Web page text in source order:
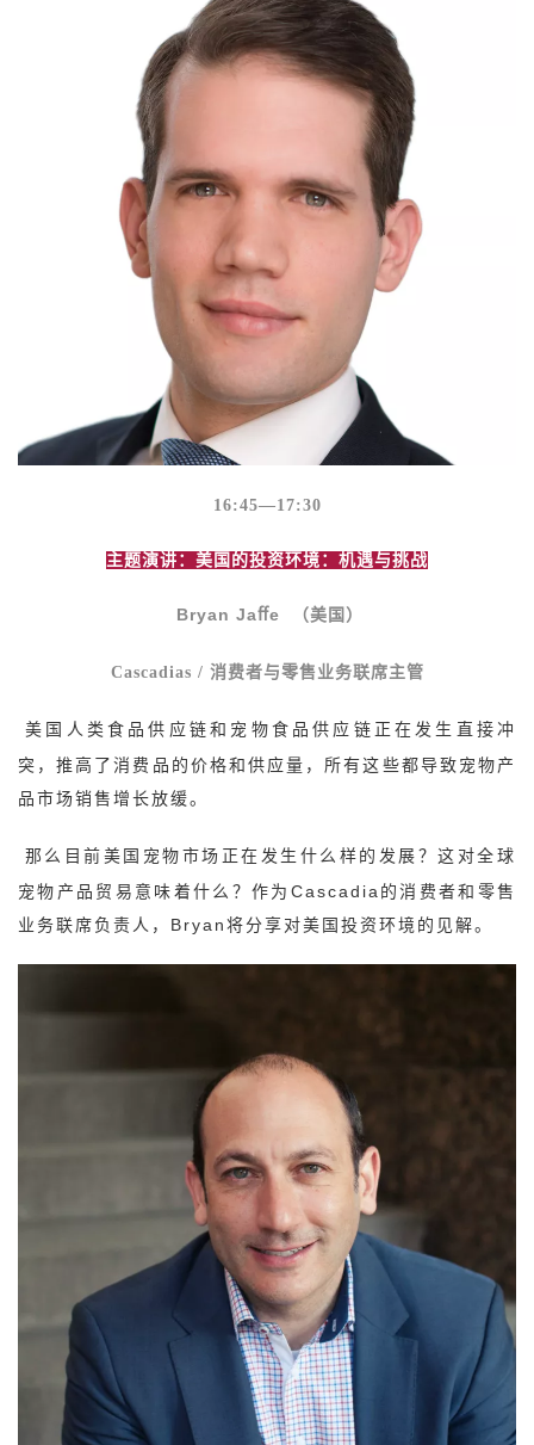
16:45—17:30
主题演讲：美国的投资环境：机遇与挑战
Bryan Jaﬀe （美国）
Cascadias / 消费者与零售业务联席主管
美国人类食品供应链和宠物食品供应链正在发生直接冲
突，推高了消费品的价格和供应量，所有这些都导致宠物产
品市场销售增长放缓。
那么目前美国宠物市场正在发生什么样的发展？这对全球
宠物产品贸易意味着什么？作为Cascadia的消费者和零售
业务联席负责人，Bryan将分享对美国投资环境的见解。